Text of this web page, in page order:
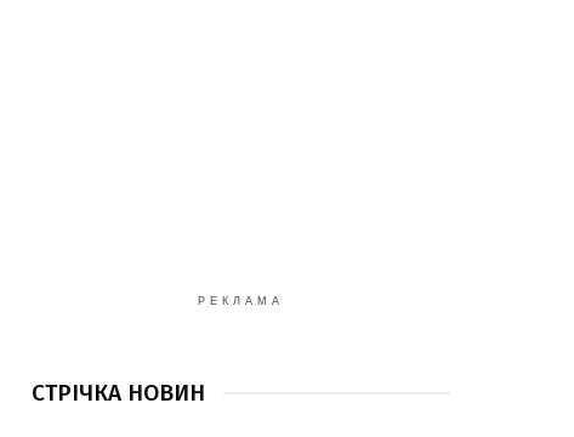
РЕКЛАМА
СТРІЧКА НОВИН